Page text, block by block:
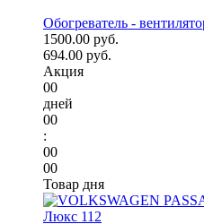
Обогреватель -
1500.00 руб.
694.00 руб.
Акция
00
дней
00
:
00
00
Товар дня